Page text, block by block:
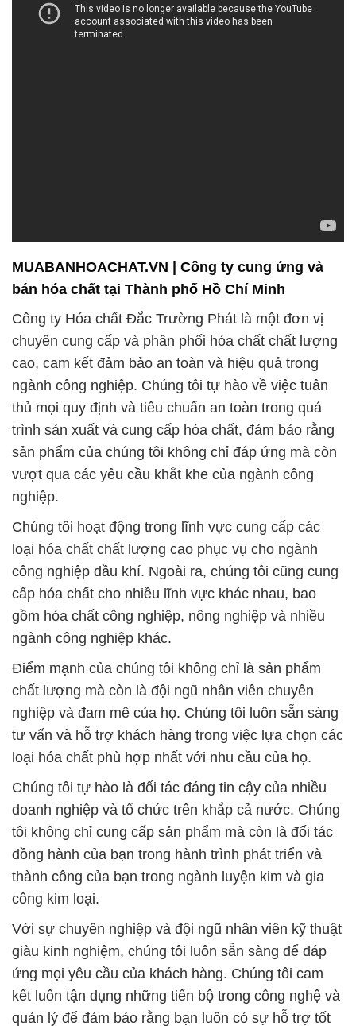
MUABANHOACHAT.VN | Công ty cung ứng và
bán hóa chất tại Thành phố Hồ Chí Minh
Công ty Hóa chất Đắc Trường Phát là một đơn vị
chuyên cung cấp và phân phối hóa chất chất lượng
cao, cam kết đảm bảo an toàn và hiệu quả trong
ngành công nghiệp. Chúng tôi tự hào về việc tuân
thủ mọi quy định và tiêu chuẩn an toàn trong quá
trình sản xuất và cung cấp hóa chất, đảm bảo rằng
sản phẩm của chúng tôi không chỉ đáp ứng mà còn
vượt qua các yêu cầu khắt khe của ngành công
nghiệp.
Chúng tôi hoạt động trong lĩnh vực cung cấp các
loại hóa chất chất lượng cao phục vụ cho ngành
công nghiệp dầu khí. Ngoài ra, chúng tôi cũng cung
cấp hóa chất cho nhiều lĩnh vực khác nhau, bao
gồm hóa chất công nghiệp, nông nghiệp và nhiều
ngành công nghiệp khác.
Điểm mạnh của chúng tôi không chỉ là sản phẩm
chất lượng mà còn là đội ngũ nhân viên chuyên
nghiệp và đam mê của họ. Chúng tôi luôn sẵn sàng
tư vấn và hỗ trợ khách hàng trong việc lựa chọn các
loại hóa chất phù hợp nhất với nhu cầu của họ.
Chúng tôi tự hào là đối tác đáng tin cậy của nhiều
doanh nghiệp và tổ chức trên khắp cả nước. Chúng
tôi không chỉ cung cấp sản phẩm mà còn là đối tác
đồng hành của bạn trong hành trình phát triển và
thành công của bạn trong ngành luyện kim và gia
công kim loại.
Với sự chuyên nghiệp và đội ngũ nhân viên kỹ thuật
giàu kinh nghiệm, chúng tôi luôn sẵn sàng để đáp
ứng mọi yêu cầu của khách hàng. Chúng tôi cam
kết luôn tận dụng những tiến bộ trong công nghệ và
quản lý để đảm bảo rằng bạn luôn có sự hỗ trợ tốt